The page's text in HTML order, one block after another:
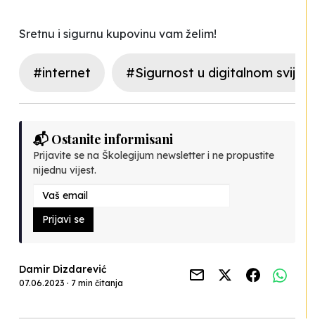
Sretnu i sigurnu kupovinu vam želim!
#internet #Sigurnost u digitalnom svijetu
📬 Ostanite informisani
Prijavite se na Školegijum newsletter i ne propustite
nijednu vijest.
Prijavi se
Damir Dizdarević
07.06.2023 · 7 min čitanja